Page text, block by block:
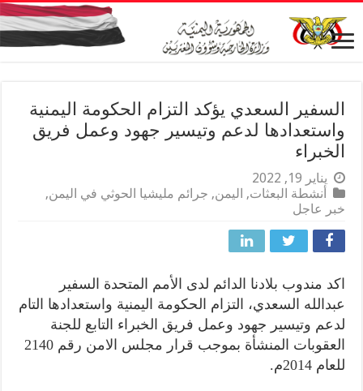
السفير السعدي يؤكد التزام الحكومة اليمنية
واستعدادها لدعم وتيسير جهود وعمل فريق
الخبراء
يناير 19, 2022
أنشطة البعثات, اليمن, جرائم مليشيا الحوثي في اليمن,
خبر عاجل
اكد مندوب بلادنا الدائم لدى الأمم المتحدة السفير
عبدالله السعدي، التزام الحكومة اليمنية واستعدادها التام
لدعم وتيسير جهود وعمل فريق الخبراء التابع للجنة
العقوبات المنشأة بموجب قرار مجلس الامن رقم 2140
للعام 2014م.